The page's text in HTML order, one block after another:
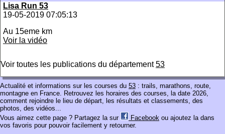
Lisa Run 53
19-05-2019 07:05:13
Au 15eme km
Voir la vidéo
Voir toutes les publications du département53
Actualité et informations sur les courses du 53 : trails, marathons, route,
montagne en France. Retrouvez les horaires des courses, la date 2026,
comment rejoindre le lieu de départ, les résultats et classements, des
photos, des vidéos...
Vous aimez cette page ? Partagez la sur
Facebook ou ajoutez la dans
vos favoris pour pouvoir facilement y retourner.